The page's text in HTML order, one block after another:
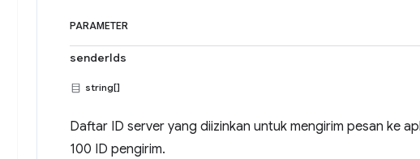
PARAMETER
senderIds
string[]
Daftar ID server yang diizinkan untuk mengirim pesan ke
100 ID pengirim.